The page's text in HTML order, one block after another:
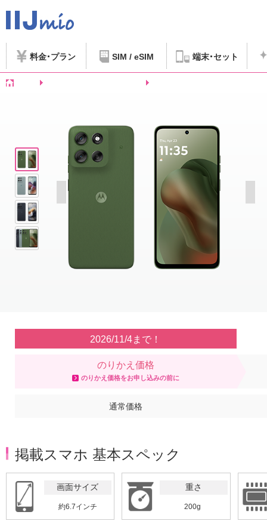
料金 プラン SIM / eSIM 端末 セット
2026/11/4まで！
のりかえ価格
のりかえ価格をお申し込みの前に
通常価格
掲載スマホ 基本スペック
画面サイズ
約6.7インチ
重さ
200g